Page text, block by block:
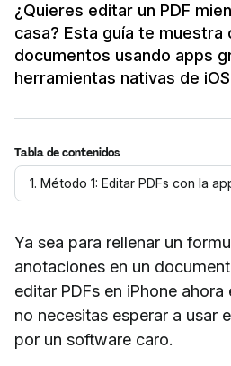
¿Quieres editar un PDF
casa? Esta guía te muestra
documentos usando apps
herramientas nativas de
Tabla de contenidos
Ya sea para rellenar un
anotaciones en un
editar PDFs en iPhone ahora
no necesitas esperar a usar
por un software caro.